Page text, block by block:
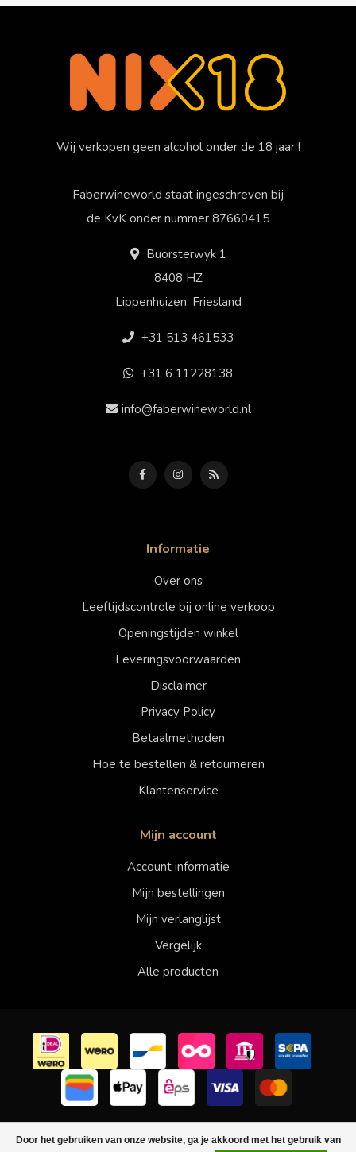
Door het gebruiken van onze website, ga je akkoord met het gebruik van
Wij verkopen geen alcohol onder de 18 jaar !
Faberwineworld staat ingeschreven bij
de KvK onder nummer 87660415
Buorsterwyk 1
8408 HZ
Lippenhuizen, Friesland
+31 513 461533
+31 6 11228138
info@faberwineworld.nl
Informatie
Over ons
Leeftijdscontrole bij online verkoop
Openingstijden winkel
Leveringsvoorwaarden
Disclaimer
Privacy Policy
Betaalmethoden
Hoe te bestellen & retourneren
Klantenservice
Mijn account
Account informatie
Mijn bestellingen
Mijn verlanglijst
Vergelijk
Alle producten